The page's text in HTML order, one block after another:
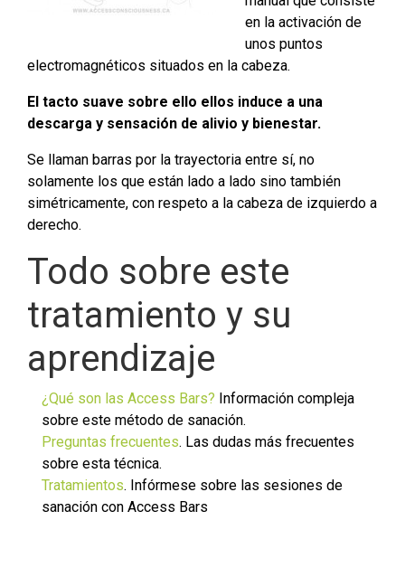
en la activación de
unos puntos
electromagnéticos situados en la cabeza.
El tacto suave sobre ello ellos induce a una
descarga y sensación de alivio y bienestar.
Se llaman barras por la trayectoria entre sí, no
solamente los que están lado a lado sino también
simétricamente, con respeto a la cabeza de izquierdo a
derecho.
Todo sobre este
tratamiento y su
aprendizaje
¿Qué son las Access Bars? Información compleja
sobre este método de sanación.
Preguntas frecuentes. Las dudas más frecuentes
sobre esta técnica.
Tratamientos. Infórmese sobre las sesiones de
sanación con Access Bars